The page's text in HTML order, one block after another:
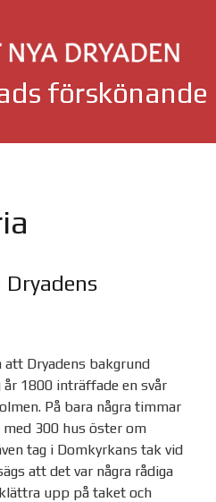
förskönande
Dryadens
att Dryadens bakgrund
1800 inträffade en svår
På bara några timmar
300 hus öster om
tag i Domkyrkans tak vid
att det var några rådiga
upp på taket och